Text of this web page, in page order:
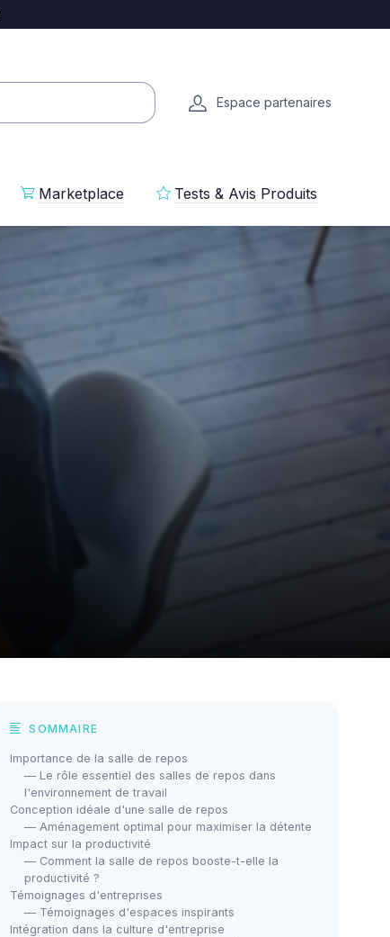
Espace partenaires
Marketplace Tests & Avis Produits
SOMMAIRE
Importance de la salle de repos
— Le rôle essentiel des salles de repos dans
l'environnement de travail
Conception idéale d'une salle de repos
— Aménagement optimal pour maximiser la détente
Impact sur la productivité
— Comment la salle de repos booste-t-elle la
productivité ?
Témoignages d'entreprises
— Témoignages d'espaces inspirants
Intégration dans la culture d'entreprise